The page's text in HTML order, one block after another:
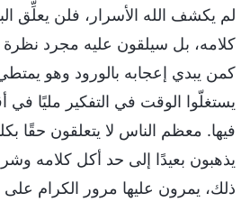
لم يكشف الله الأسرار، فلن يعلِّق
كلامه، بل سيلقون عليه مجرد
كمن يبدي إعجابه بالورود وهو
يستغلّوا الوقت في التفكير مليًا في
فيها. معظم الناس لا يتعلقون حقًا
يذهبون بعيدًا إلى حد أكل كلامه
ذلك، يمرون عليها مرور الكرام على